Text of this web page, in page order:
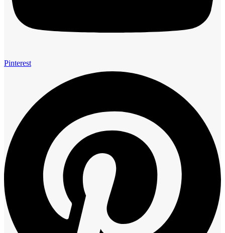
Pinterest